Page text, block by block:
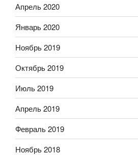
Апрель 2020
Январь 2020
Ноябрь 2019
Октябрь 2019
Июль 2019
Апрель 2019
Февраль 2019
Ноябрь 2018